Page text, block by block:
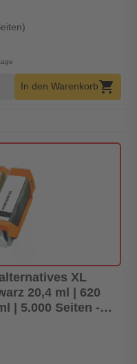
Menge
In den Warenkorbshopping_cart
XL
20,4 ml | 620
| 5.000 Seiten -